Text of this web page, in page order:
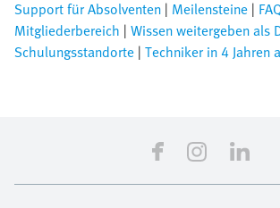
Support für Absolventen | Meilensteine |
Mitgliederbereich | Wissen weitergeben als
Schulungsstandorte | Techniker in 4 Jahren